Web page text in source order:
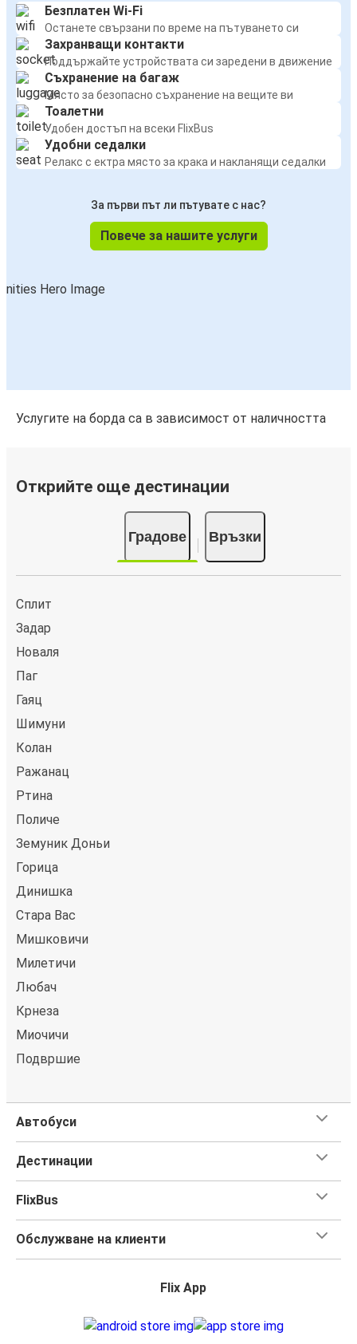
Безплатен Wi-Fi
Останете свързани по време на пътуването си
Захранващи контакти
Поддържайте устройствата си заредени в движение
Съхранение на багаж
Място за безопасно съхранение на вещите ви
Тоалетни
Удобен достъп на всеки FlixBus
Удобни седалки
Релакс с ектра място за крака и накланящи седалки
За първи път ли пътувате с нас?
Повече за нашите услуги
Услугите на борда са в зависимост от наличността
Открийте още дестинации
Градове Връзки
Сплит
Задар
Новаля
Паг
Гаяц
Шимуни
Колан
Ражанац
Ртина
Поличе
Земуник Доньи
Горица
Динишка
Стара Вас
Мишковичи
Милетичи
Любач
Крнеза
Миочичи
Подвршие
Автобуси
Дестинации
FlixBus
Обслужване на клиенти
Flix App